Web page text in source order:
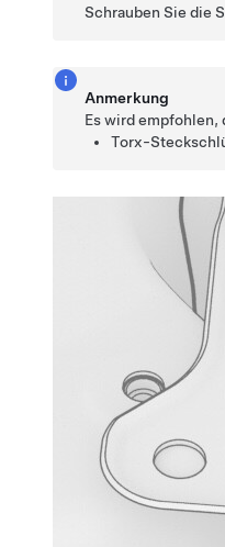
Schrauben Sie die
Anmerkung
Es wird empfohlen,
Torx-